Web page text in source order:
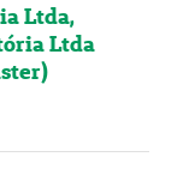
Ltda,
Ltda